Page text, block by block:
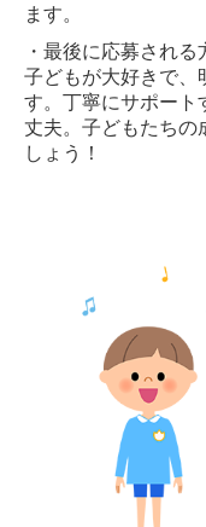
ます。
・最後に応募される
子どもが大好きで、
す。丁寧にサポート
丈夫。子どもたちの
しょう！